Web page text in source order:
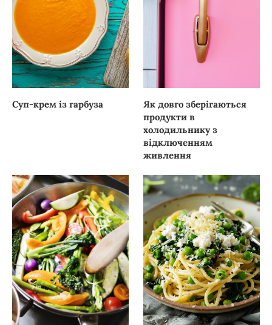
Суп-крем із гарбуза
Як довго зберігаються
продукти в
холодильнику з
відключенням
живлення